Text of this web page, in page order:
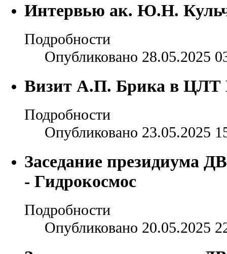
Интервью ак. Ю.Н.
Подробности
Опубликовано 28.05.2025
Визит А.П. Брика в
Подробности
Опубликовано 23.05.2025
Заседание президиума
- Гидрокосмос
Подробности
Опубликовано 20.05.2025